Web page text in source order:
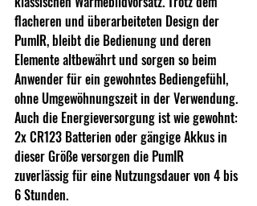
flacheren und überarbeiteten Design der
PumIR, bleibt die Bedienung und deren
Elemente altbewährt und sorgen so beim
Anwender für ein gewohntes Bediengefühl,
ohne Umgewöhnungszeit in der Verwendung.
Auch die Energieversorgung ist wie gewohnt:
2x CR123 Batterien oder gängige Akkus in
dieser Größe versorgen die PumIR
zuverlässig für eine Nutzungsdauer von 4 bis
6 Stunden.